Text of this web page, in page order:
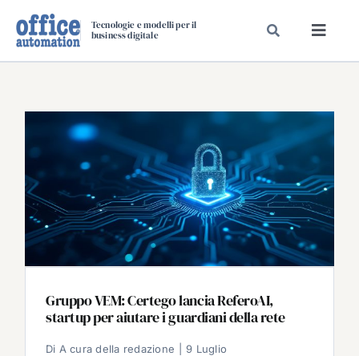
Tecnologie e modelli per il
business digitale
TAVOLE ROTONDE DI REDAZIONE
DAL MERCATO
CARRIERE
VIDEO
Gruppo VEM: Certego lancia ReferoAI,
startup per aiutare i guardiani della rete
Di A cura della redazione
9 Luglio